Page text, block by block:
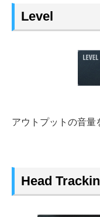
Level
アウトプットの音量
Head